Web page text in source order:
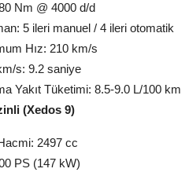
Nm @ 4000 d/d
5 ileri manuel / 4 ileri otomatik
Hız: 210 km/s
s: 9.2 saniye
Yakıt Tüketimi: 8.5-9.0 L/100 km
(Xedos 9)
2497 cc
PS (147 kW)